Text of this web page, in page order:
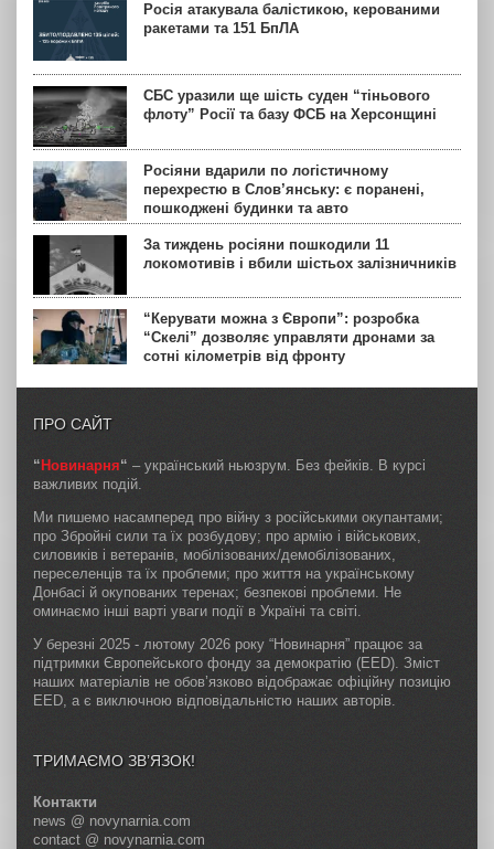
Росія атакувала балістикою, керованими
ракетами та 151 БпЛА
СБС уразили ще шість суден “тіньового
флоту” Росії та базу ФСБ на Херсонщині
Росіяни вдарили по логістичному
перехрестю в Слов’янську: є поранені,
пошкоджені будинки та авто
За тиждень росіяни пошкодили 11
локомотивів і вбили шістьох залізничників
“Керувати можна з Європи”: розробка
“Скелі” дозволяє управляти дронами за
сотні кілометрів від фронту
ПРО САЙТ
“ Новинарня“ – український ньюзрум. Без фейків. В курсі
важливих подій.
Ми пишемо насамперед про війну з російськими окупантами;
про Збройні сили та їх розбудову; про армію і військових,
силовиків і ветеранів, мобілізованих/демобілізованих,
переселенців та їх проблеми; про життя на українському
Донбасі й окупованих теренах; безпекові проблеми. Не
оминаємо інші варті уваги події в Україні та світі.
У березні 2025 - лютому 2026 року “Новинарня” працює за
підтримки Європейського фонду за демократію (EED). Зміст
наших матеріалів не обов’язково відображає офіційну позицію
EED, а є виключною відповідальністю наших авторів.
ТРИМАЄМО ЗВ’ЯЗОК!
Контакти
news @ novynarnia.com
contact @ novynarnia.com